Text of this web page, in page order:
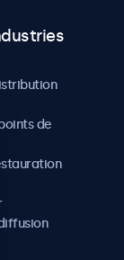
de